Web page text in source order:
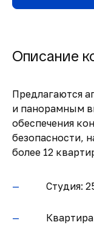
Описание
Предлагаются
и панорамным
обеспечения
безопасности,
более 12
Студия: